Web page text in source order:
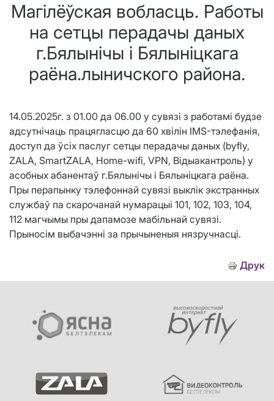
Магілёўская вобласць. Работы
на сетцы перадачы даных
г.Бялынічы і Бялыніцкага
раёна.лыничского района.
14.05.2025г. з 01.00 да 06.00 у сувязі з работамі будзе
адсутнічаць працягласцю да 60 хвілін IMS-тэлефанія,
доступ да ўсіх паслуг сетцы перадачы даных (byfly,
ZALA, SmartZALA, Home-wifi, VPN, Вiдыакантроль) у
асобных абанентаў г.Бялынічы і Бялыніцкага раёна.
Пры перапынку тэлефоннай сувязі выклік экстранных
службаў па скарочанай нумарацыі 101, 102, 103, 104,
112 магчымы пры дапамозе мабільнай сувязі.
Прыносім выбачэнні за прычыненыя нязручнасці.
Друк